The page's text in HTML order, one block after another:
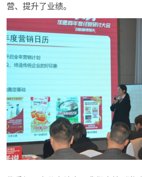
营、提升了业绩。